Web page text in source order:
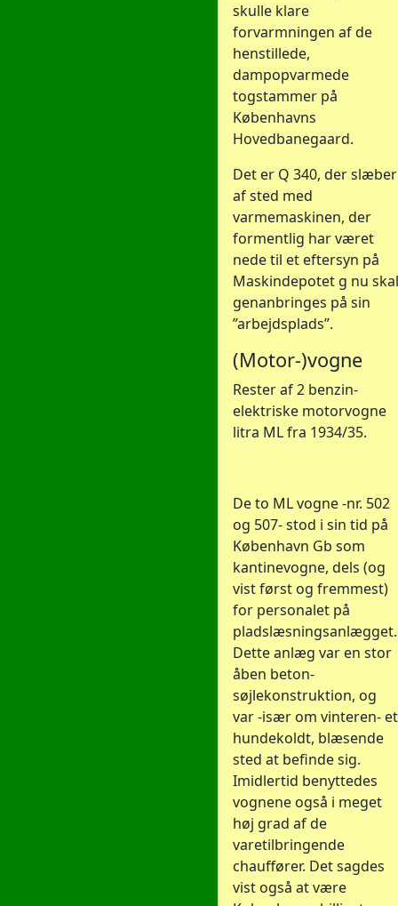
skulle klare
forvarmningen af de
henstillede,
dampopvarmede
togstammer på
Københavns
Hovedbanegaard.
Det er Q 340, der slæber
af sted med
varmemaskinen, der
formentlig har været
nede til et eftersyn på
Maskindepotet g nu skal
genanbringes på sin
”arbejdsplads”.
(Motor-)vogne
Rester af 2 benzin-
elektriske motorvogne
litra ML fra 1934/35.
De to ML vogne -nr. 502
og 507- stod i sin tid på
København Gb som
kantinevogne, dels (og
vist først og fremmest)
for personalet på
pladslæsningsanlægget.
Dette anlæg var en stor
åben beton-
søjlekonstruktion, og
var -især om vinteren- et
hundekoldt, blæsende
sted at befinde sig.
Imidlertid benyttedes
vognene også i meget
høj grad af de
varetilbringende
chauffører. Det sagdes
vist også at være